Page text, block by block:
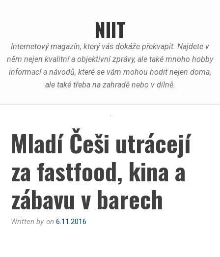
NIIT
Internetový magazín, který vás dokáže překvapit. Najdete v
něm nejen kvalitní a objektivní zprávy, ale také mnoho hobby
informací a návodů, které se vám mohou hodit nejen doma,
ale také třeba na zahradě nebo v dílně.
Mladí Češi utrácejí
za fastfood, kina a
zábavu v barech
Written by on6.11.2016